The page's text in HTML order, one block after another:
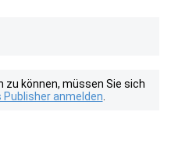
können, müssen Sie sich
Publisher anmelden